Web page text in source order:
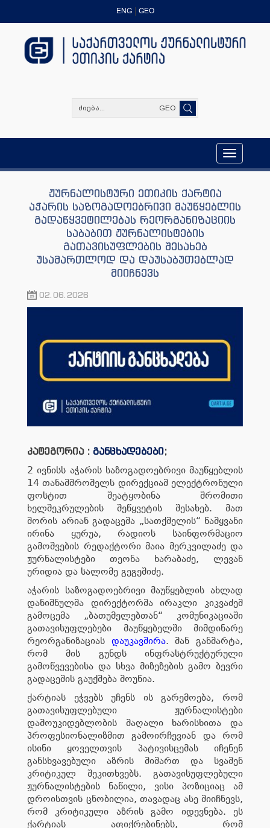
ENG GEO
GEO
Toggle
navigation
ჟურნალისტური ეთიკის ქარტია
აჭარის საზოგადოებრივი მაუწყებლის
გადაწყვეტილებას რეორგანიზაციის
საბაბით ჟურნალისტების
გათავისუფლების შესახებ
უსამართლოდ და დაუსაბუთებლად
მიიჩნევს
02.06.2026
კატეგორია : განცხადებები;
2 ივნისს აჭარის საზოგადოებრივი მაუწყებლის
14 თანამშრომელს დირექციამ ელექტრონული
ფოსტით შეატყობინა შრომითი
ხელშეკრულების შეწყვეტის შესახებ. მათ
შორის არიან გადაცემა „სათქმელის“ წამყვანი
ირინა ყურუა, რადიოს საინფორმაციო
გამოშვების რედაქტორი მაია მერკვილაძე და
ჟურნალისტები თეონა ხარაბაძე, ლევან
ურიდია და სალომე გეგეშიძე.
აჭარის საზოგადოებრივი მაუწყებლის ახლად
დანიშნულმა დირექტორმა ირაკლი კიკვაძემ
გამოცემა „ბათუმელებთან“ კომუნიკაციაში
გათავისუფლებები მაუწყებელში მიმდინარე
რეორგანიზაციას დაუკავშირა. მან განმარტა,
რომ მის გუნდს ინფრასტრუქტურული
გამოწვევებისა და სხვა მიზეზების გამო ბევრი
გადაცემის გაუქმება მოუწია.
ქარტიას ეჭვებს უჩენს ის გარემოება, რომ
გათავისუფლებული ჟურნალისტები
დამოუკიდებლობის მაღალი ხარისხითა და
პროფესიონალიზმით გამოირჩევიან და რომ
ისინი ყოველთვის პატივისცემას იჩენენ
განსხვავებული აზრის მიმართ და სვამენ
კრიტიკულ შეკითხვებს. გათავისუფლებული
ჟურნალისტების ნაწილი, ვისი პოზიციაც ამ
დროისთვის ცნობილია, თავადაც ასე მიიჩნევს,
რომ კრიტიკული აზრის გამო იდევნება. ეს
ქარტიას აფიქრებინებს, რომ